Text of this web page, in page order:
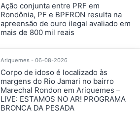
Ação conjunta entre PRF em
Rondônia, PF e BPFRON resulta na
apreensão de ouro ilegal avaliado em
mais de 800 mil reais
Ariquemes - 06-08-2026
Corpo de idoso é localizado às
margens do Rio Jamari no bairro
Marechal Rondon em Ariquemes –
LIVE: ESTAMOS NO AR! PROGRAMA
BRONCA DA PESADA